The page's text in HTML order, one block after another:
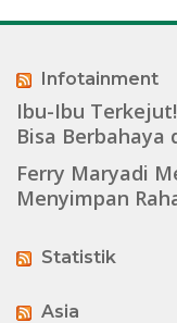
Infotainment
Ibu-Ibu
Bisa Berbahaya
Ferry Maryadi
Menyimpan
Statistik
Asia